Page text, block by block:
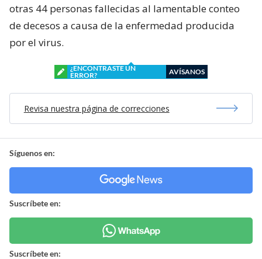
otras 44 personas fallecidas al lamentable conteo
de decesos a causa de la enfermedad producida
por el virus.
¿ENCONTRASTE UN
ERROR?
AVÍSANOS
Revisa nuestra página de correcciones
Síguenos en:
Suscríbete en:
Suscríbete en: